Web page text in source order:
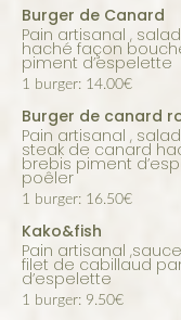
Burger de Canard
Pain artisanal , salade, tomate, oignon, steak de canard
haché façon
piment d’espelette
1 burger: 14.00€
Burger de canard
Pain artisanal , salade, tomate, oignon, sauce burger,
steak de canard
brebis piment
poêler
1 burger: 16.50€
Kako&fish
Pain artisanal ,sauce béarnaise ,salade,tomate,oignon,
filet de cabillaud
d’espelette
1 burger: 9.50€